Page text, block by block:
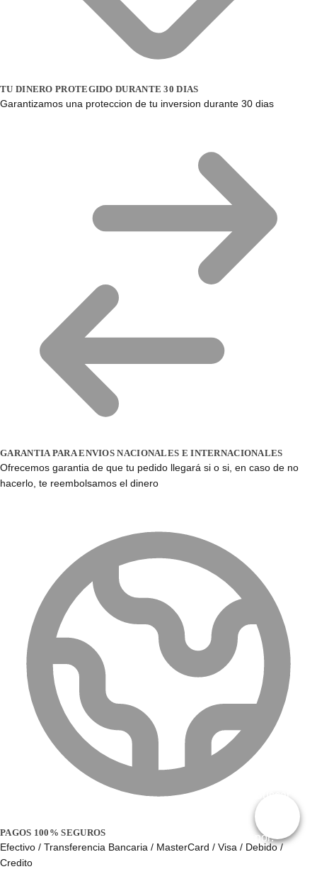
por:
TU DINERO PROTEGIDO DURANTE 30 DIAS
Garantizamos una proteccion de tu inversion durante 30 dias
GARANTIA PARA ENVIOS NACIONALES E INTERNACIONALES
Ofrecemos garantia de que tu pedido llegará si o si, en caso de no
hacerlo, te reembolsamos el dinero
PAGOS 100% SEGUROS
Efectivo / Transferencia Bancaria / MasterCard / Visa / Debido /
Credito